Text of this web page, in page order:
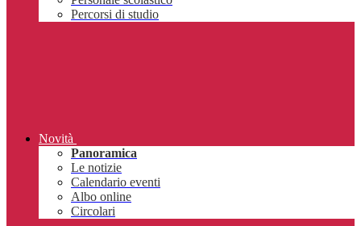
Percorsi di studio
Novità
Panoramica
Le notizie
Calendario eventi
Albo online
Circolari